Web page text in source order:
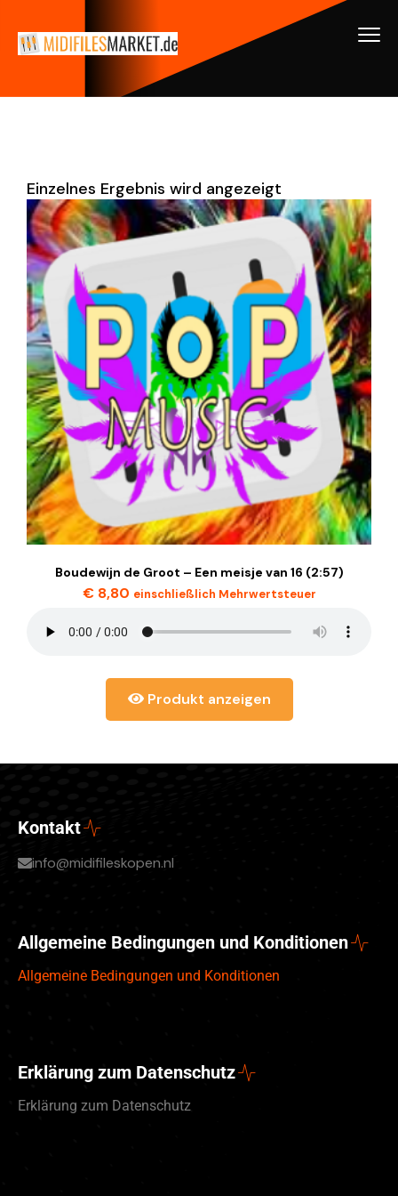
Einzelnes Ergebnis wird angezeigt
Boudewijn de Groot – Een meisje van 16 (2:57)
€8,80 einschließlich Mehrwertsteuer
Produkt anzeigen
Kontakt
info@midifileskopen.nl
Allgemeine Bedingungen und Konditionen
Allgemeine Bedingungen und Konditionen
Erklärung zum Datenschutz
Erklärung zum Datenschutz